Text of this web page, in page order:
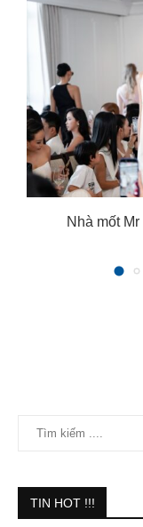
Nhà mốt
TIN HOT !!!